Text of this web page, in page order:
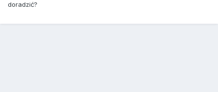
doradzić?